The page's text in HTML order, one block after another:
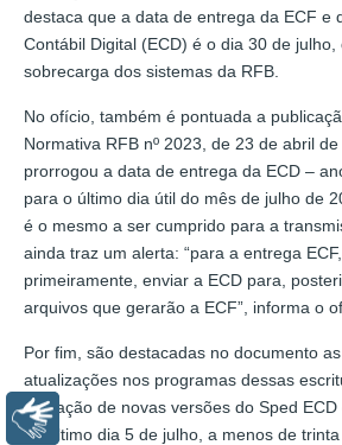
destaca que a data de entrega da ECF e
Contábil Digital (ECD) é o dia 30 de
sobrecarga dos sistemas da RFB.
No ofício, também é pontuada a
Normativa RFB nº 2023, de 23 de abril
prorrogou a data de entrega da ECD –
para o último dia útil do mês de julho de
é o mesmo a ser cumprido para a
ainda traz um alerta: “para a entrega
primeiramente, enviar a ECD para,
arquivos que gerarão a ECF”, informa o
Por fim, são destacadas no documento
atualizações nos programas dessas
liberação de novas versões do Sped
no último dia 5 de julho, a menos de
Libras